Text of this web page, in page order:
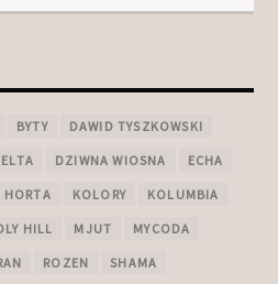
BYTY DAWID TYSZKOWSKI
DZIWNA WIOSNA ECHA
HORTA KOLORY KOLUMBIA
HILL MJUT MYCODA
ROZEN SHAMA